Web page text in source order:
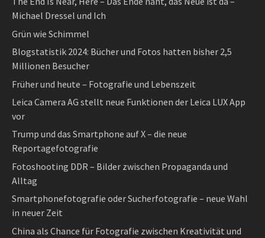
Michael Dressel und Ich
Grün wie Schimmel
Blogstatistik 2024: Bücher und Fotos hatten bisher 2,5
Millionen Besucher
Früher und heute – Fotografie und Lebenszeit
Leica Camera AG stellt neue Funktionen der Leica LUX App
vor
Trump und das Smartphone auf X – die neue
Reportagefotografie
Fotoshooting DDR – Bilder zwischen Propaganda und
Alltag
Smartphonefotografie oder Sucherfotografie – neue Wahl
in neuer Zeit
China als Chance für Fotografie zwischen Kreativität und